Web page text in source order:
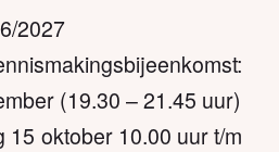
2027
(19.30 – 21.45 uur)
15 oktober 10.00 uur t/m